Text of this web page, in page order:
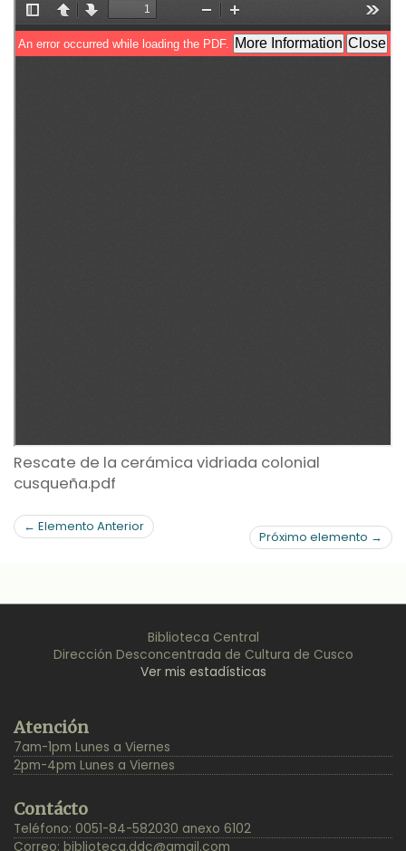
Rescate de la cerámica vidriada colonial
cusqueña.pdf
← Elemento Anterior
Próximo elemento →
Biblioteca Central
Dirección Desconcentrada de Cultura de Cusco
Ver mis estadísticas
Top
Atención
7am-1pm Lunes a Viernes
2pm-4pm Lunes a Viernes
Contácto
Teléfono: 0051-84-582030 anexo 6102
Correo: biblioteca.ddc@gmail.com